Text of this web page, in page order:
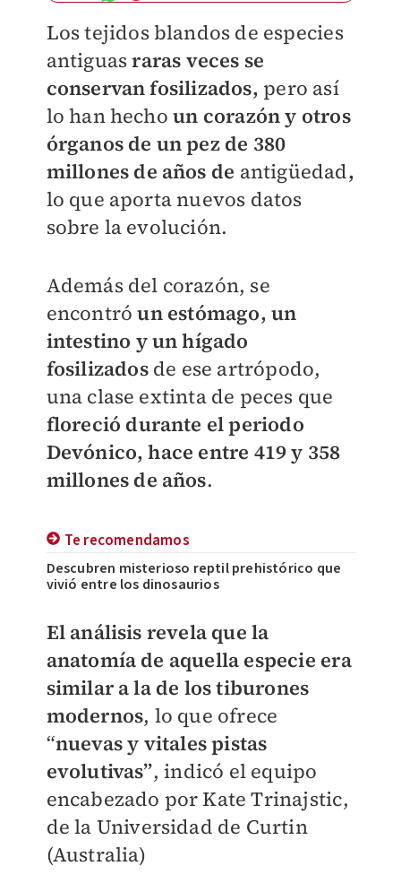
Los tejidos blandos de especies
antiguasraras veces se
conservan fosilizados, pero así
lo han hechoun corazón y otros
órganos de un pez de 380
millones de años de antigüedad,
lo que aporta nuevos datos
sobre la evolución.
Además del corazón, se
encontró un estómago, un
intestino y un hígado
fosilizados de ese artrópodo,
una clase extinta de peces que
floreció durante el periodo
Devónico, hace entre 419 y 358
millones de años.
Te recomendamos
Descubren misterioso reptil prehistórico que
vivió entre los dinosaurios
El análisis revela que la
anatomía de aquella especie era
similar a la de los tiburones
modernos, lo que ofrece
“nuevas y vitales pistas
evolutivas”, indicó el equipo
encabezado por Kate Trinajstic,
de la Universidad de Curtin
(Australia)